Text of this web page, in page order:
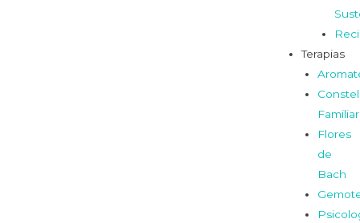
Terapias
Flores
de
Bach